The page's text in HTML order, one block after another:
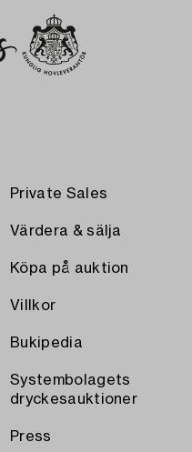
Private Sales
Värdera & sälja
Köpa på auktion
Villkor
Bukipedia
Systembolagets
dryckesauktioner
Press